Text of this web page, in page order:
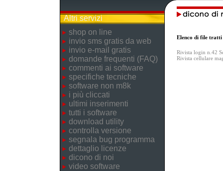
Altri servizi
shop on line
invio sms gratis da web
invio e-mail gratis
domande frequenti (FAQ)
commenti ai software
specifiche tecniche
software non m8k
i più cliccati
ultimi inserimenti
tutti i software
download utility
controlla versione
segnala bug programma
dettaglio licenze
dicono di noi
video software
Elenco di file tratti
Rivista login n.42
Rivista cellulare